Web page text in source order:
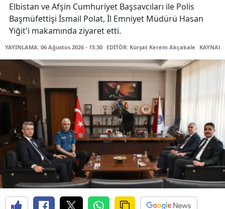
Elbistan ve Afşin Cumhuriyet Başsavcıları ile Polis
Başmüfettişi İsmail Polat, İl Emniyet Müdürü Hasan
Yiğit'i makamında ziyaret etti.
YAYINLAMA: 06 Ağustos 2026 - 15:30 EDİTÖR: Kürşat Kerem Akçakale